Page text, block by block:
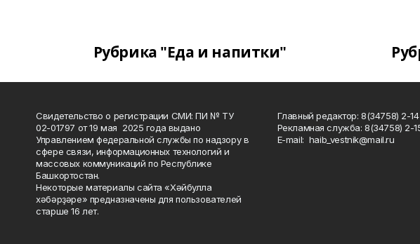
Рубрика "Еда и напитки"
Свидетельство о регистрации СМИ: ПИ № ТУ
02-01797 от 19 мая 2025 года выдано
Управлением федеральной службы по надзору в
сфере связи, информационных технологий и
массовых коммуникаций по Республике
Башкортостан.
Некоторые материалы сайта «Хәйбулла
хәбәрҙәре» предназначены для пользователей
старше 16 лет.
Главный редактор: 8(34758) 2-
Рекламная служба: 8(34758) 2-
Е-mаil: haib_vestnik@mail.ru